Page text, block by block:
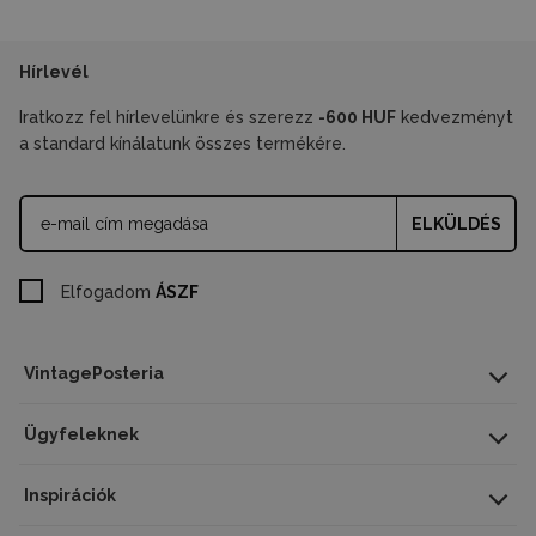
VintagePosteria
Ügyfeleknek
Inspirációk
Hírlevél
Iratkozz fel hírlevelünkre és szerezz -600 HUF kedvezményt
a standard kínálatunk összes termékére.
ELKÜLDÉS
Elfogadom ÁSZF